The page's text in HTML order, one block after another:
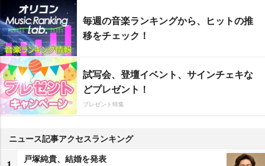
毎週の音楽ランキングから、ヒットの推
移をチェック！
試写会、登壇イベント、サインチェキな
どプレゼント！
プレゼント特集
ニュース記事アクセスランキング
戸塚純貴、結婚を発表